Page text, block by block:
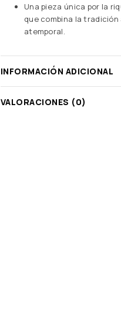
Una pieza única por la
que combina la
atemporal.
INFORMACIÓN ADICIONAL
VALORACIONES (0)